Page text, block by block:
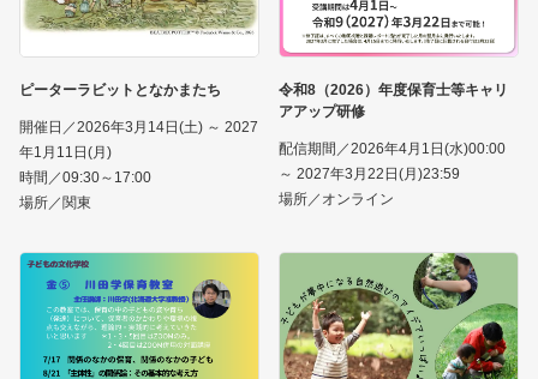
ピーターラビットとなかまたち
開催日／2026年3月14日(土) ～ 2027
年1月11日(月)
時間／09:30～17:00
場所／関東
令和8（2026）年度保育士等キャリ
アアップ研修
配信期間／2026年4月1日(水)00:00
～ 2027年3月22日(月)23:59
場所／オンライン